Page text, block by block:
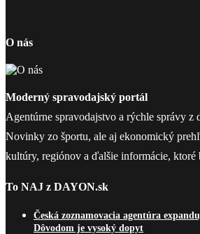
O nás
Moderný spravodajský portál
Agentúrne spravodajstvo a rýchle správy z
Novinky zo športu, ale aj ekonomický
kultúry, regiónov a ďalšie informácie,
To NAJ z DAYON.sk
Česká zoznamovacia agentúra
Dôvodom je vysoký dopyt